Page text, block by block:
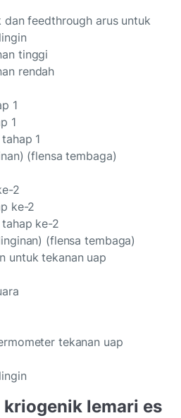
dan feedthrough arus untuk
tinggi
rendah
1
1
1
(flensa tembaga)
2
ke-2
ke-2
(flensa tembaga)
untuk tekanan uap
tekanan uap
kriogenik lemari es